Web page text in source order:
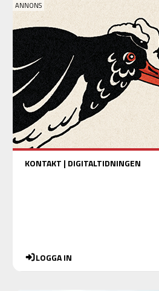
KONTAKT | DIGITALTIDNINGEN
LOGGA IN